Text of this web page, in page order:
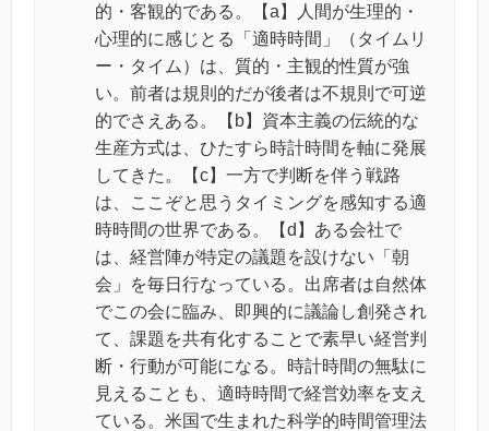
的・客観的である。【a】人間が生理的・
心理的に感じとる「適時時間」（タイムリ
ー・タイム）は、質的・主観的性質が強
い。前者は規則的だが後者は不規則で可逆
的でさえある。【b】資本主義の伝統的な
生産方式は、ひたすら時計時間を軸に発展
してきた。【c】一方で判断を伴う戦路
は、ここぞと思うタイミングを感知する適
時時間の世界である。【d】ある会社で
は、経営陣が特定の議題を設けない「朝
会」を毎日行なっている。出席者は自然体
でこの会に臨み、即興的に議論し創発され
て、課題を共有化することで素早い経営判
断・行動が可能になる。時計時間の無駄に
見えることも、適時時間で経営効率を支え
ている。米国で生まれた科学的時間管理法